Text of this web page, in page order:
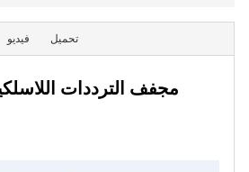
فيديو تحميل
مجفف الترددات